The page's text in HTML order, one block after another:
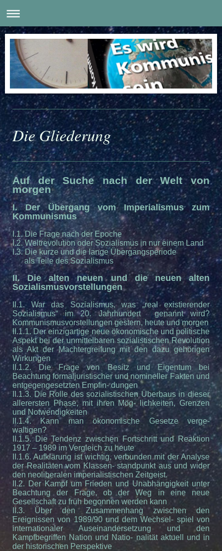
Die Gliederung
Auf der Suche nach der Welt von
morgen
I. Der Übergang vom Imperialismus zum
Kommunismus
I.1. Die Frage nach der Epoche
I.2. Weltrevolution oder Sozialismus in nur einem Land
I.3. Die kurze und die lange Übergangsperiode
als Teile des Sozialismus
II. Die alten neuen und die neuen alten
Sozialismusvorstellungen
II.1. War das Sozialismus, was „real existierender
Sozialismus“ im 20. Jahrhundert genannt wird?
Kommunismusvorstellungen gestern, heute und morgen
II.1.1. Der einzigartige neue ökonomische und politische
Aspekt bei der unmittelbaren sozialistischen Revolution
als Akt der Machtergreifung mit den dazu gehörigen
Wirkungen
II.1.2. Die Frage von Besitz und Eigentum bei
Beachtung formaljuristischer und nomineller Fakten und
entgegengesetzten Empfin- dungen
II.1.3. Die Rolle des sozialistischen Überbaus in dieser
allerersten Phase, mit ihren Mög- lichkeiten, Grenzen
und Notwendigkeiten
II.1.4. Kann man ökonomische Gesetze verge-
waltigen?
II.1.5. Die Tendenz zwischen Fortschritt und Reaktion
1917 – 1989 im Vergleich zu heute
II.1.6. Aufklärung ist wichtig, verbunden mit der Analyse
der Realitäten vom Klassen- standpunkt aus und wider
den neoliberalen imperialistischen Zeitgeist.
II.2. Der Kampf um Frieden und Unabhängigkeit unter
Beachtung der Frage, ob der Weg in eine neue
Gesellschaft zu früh begonnen werden kann
II.3. Über den Zusammenhang zwischen den
Ereignissen von 1989/90 und dem Wechsel- spiel von
internationaler Auseinandersetzung und den
Kampfbegriffen Nation und Natio- nalität aktuell und in
der historischen Perspektive